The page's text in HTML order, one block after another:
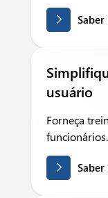
Saber
usuário
Forneça
funcionários.
Saber